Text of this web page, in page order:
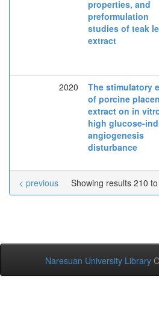
properties, and
preformulation
studies of teak
extract
2020
The stimulatory
of porcine
extract on in
high glucose-
angiogenesis
disturbance
Showing results 210
< previous
Naresuan University Library